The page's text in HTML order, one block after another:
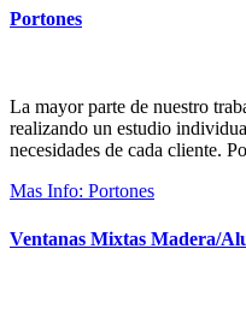
Portones
La mayor parte de nuestro
realizando un estudio
necesidades de cada cliente.
Mas Info: Portones
Ventanas Mixtas Madera/